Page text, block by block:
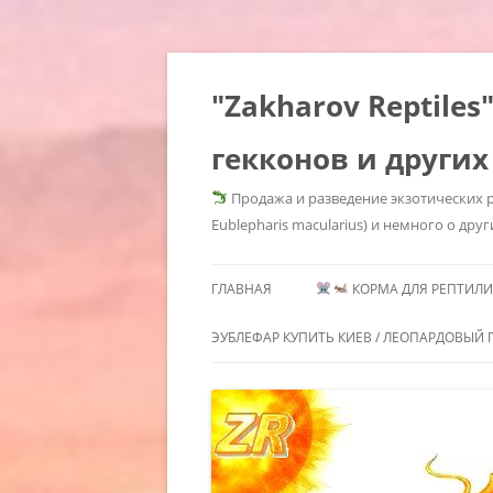
"Zakharov
гекконов и
Продажа и разведение
Eublepharis macularius) и немного о
ГЛАВНАЯ КОРМА ДЛЯ
КОРМОВЫЕ КРЫСЫ
ЗАМОРОЗКА КУПИТЬ /
КОРМОВЫЕ ГРЫЗУНЫ KIEV
КОРМОВЫЕ МЫШИ
ЭУБЛЕФАР КУПИТЬ КИЕВ / ЛЕОПАРДОВЫЙ
СОДЕРЖАНИЕ
ГЕМИТЕКОНИКСОВ /
HEMITHECONYX CAUDICINCTUS /
AFRICAN FAT TAILED GECKO /